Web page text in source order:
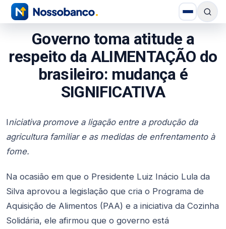
Governo toma atitude a
respeito da ALIMENTAÇÃO do
brasileiro: mudança é
SIGNIFICATIVA
Iniciativa promove a ligação entre a produção da
agricultura familiar e as medidas de enfrentamento à
fome.
Na ocasião em que o Presidente Luiz Inácio Lula da
Silva aprovou a legislação que cria o Programa de
Aquisição de Alimentos (PAA) e a iniciativa da Cozinha
Solidária, ele afirmou que o governo está